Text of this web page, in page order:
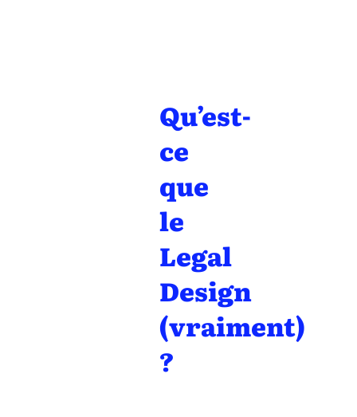
Qu’est-
ce
que
le
Legal
Design
(vraiment)
?